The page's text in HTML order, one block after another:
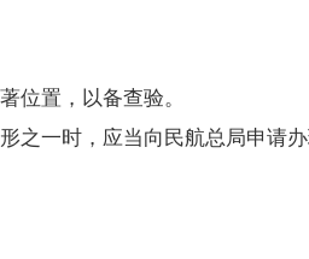
置，以备查验。
一时，应当向民航总局申请办